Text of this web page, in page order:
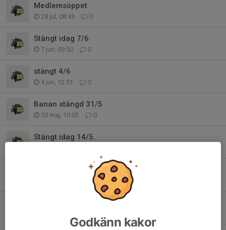
Medlemsöppet
28 jul, 08:45 0
Stängt idag 7/6
7 jun, 09:50 0
stängt 4/6
4 jun, 12:51 0
Banan stängd 31/5
30 maj, 10:03 0
Stängt idag 14/5.
Träning 12/4 13:00-17:00
0
Godkänn kakor